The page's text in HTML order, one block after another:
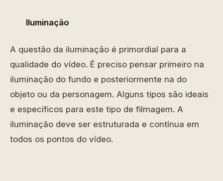
Iluminação
A questão da iluminação é primordial para a
qualidade do vídeo. É preciso pensar primeiro na
iluminação do fundo e posteriormente na do
objeto ou da personagem. Alguns tipos são ideais
e específicos para este tipo de filmagem. A
iluminação deve ser estruturada e contínua em
todos os pontos do vídeo.